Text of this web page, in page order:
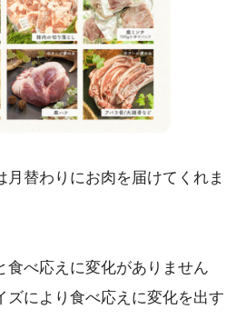
月替わりにお肉を届けてくれま
食べ応えに変化がありません
ズにより食べ応えに変化を出す